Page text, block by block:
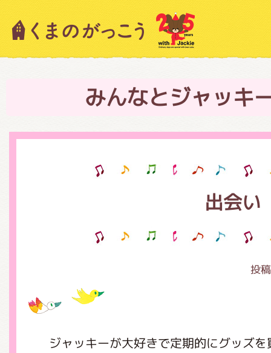
みんなとジャッキ
出会い
投
ジャッキーが大好きで定期的にグッズ
キャラクター紹介
ニュース